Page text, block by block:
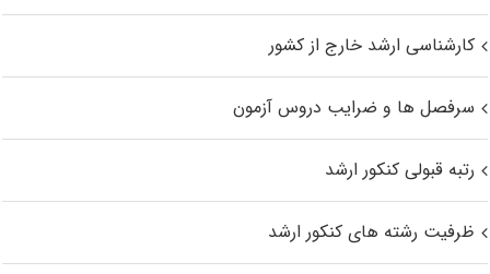
کارشناسی ارشد خارج از کشور
سرفصل ها و ضرایب دروس آزمون
رتبه قبولی کنکور ارشد
ظرفیت رشته های کنکور ارشد